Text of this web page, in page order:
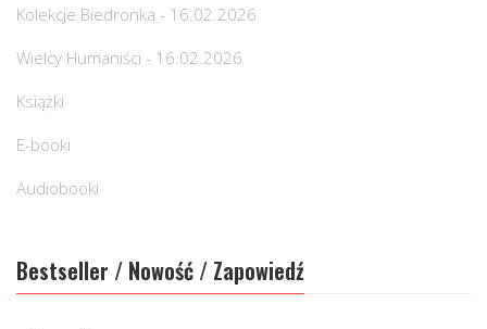
Kolekcje Biedronka - 16.02.2026
Wielcy Humaniści - 16.02.2026
Książki
E-booki
Audiobooki
Bestseller / Nowość / Zapowiedź